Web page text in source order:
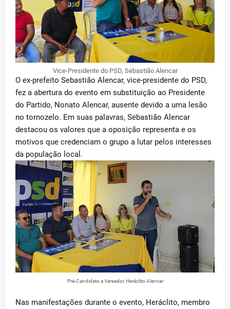
Vice-Presidente do PSD, Sebastião Alencar
O ex-prefeito Sebastião Alencar, vice-presidente do PSD,
fez a abertura do evento em substituição ao Presidente
do Partido, Nonato Alencar, ausente devido a uma lesão
no tornozelo. Em suas palavras, Sebastião Alencar
destacou os valores que a oposição representa e os
motivos que credenciam o grupo a lutar pelos interesses
da população local.
Pré-Candidato a Vereador, Heráclito Alencar
Nas manifestações durante o evento, Heráclito, membro